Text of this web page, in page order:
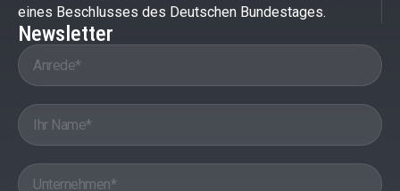
eines Beschlusses des Deutschen Bundestages.
Newsletter